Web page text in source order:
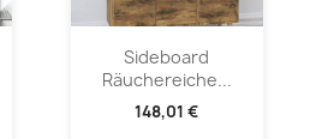
Sideboard
Räuchereiche...
148,01 €